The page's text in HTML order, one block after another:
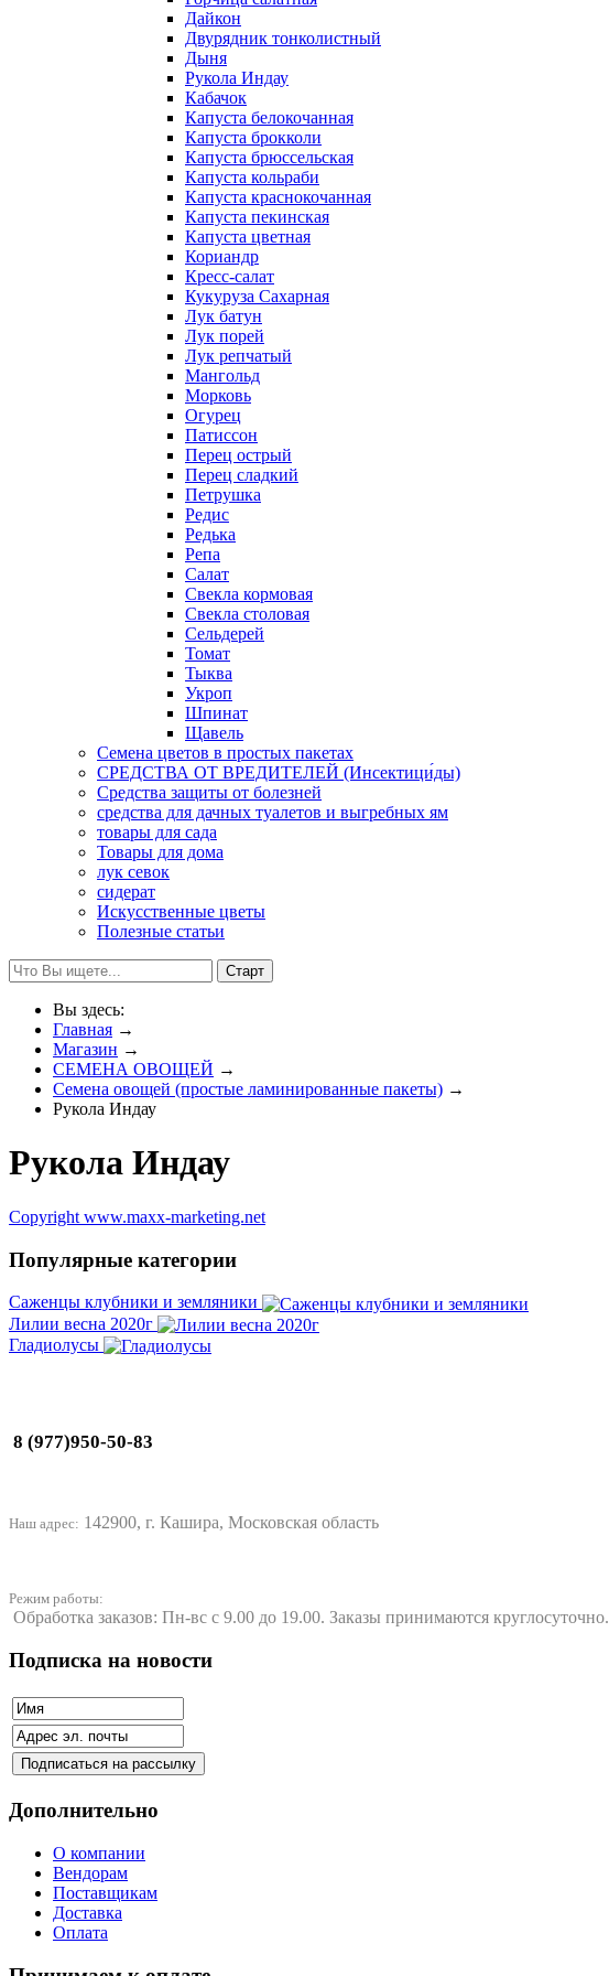
Дайкон
Двурядник тонколистный
Дыня
Рукола Индау
Кабачок
Капуста белокочанная
Капуста брокколи
Капуста брюссельская
Капуста кольраби
Капуста краснокочанная
Капуста пекинская
Капуста цветная
Кориандр
Кресс-салат
Кукуруза Сахарная
Лук батун
Лук порей
Лук репчатый
Мангольд
Морковь
Огурец
Патиссон
Перец острый
Перец сладкий
Петрушка
Редис
Редька
Репа
Салат
Свекла кормовая
Свекла столовая
Сельдерей
Томат
Тыква
Укроп
Шпинат
Щавель
Семена цветов в простых пакетах
СРЕДСТВА ОТ ВРЕДИТЕЛЕЙ (Инсектици́ды)
Средства защиты от болезней
средства для дачных туалетов и выгребных ям
товары для сада
Товары для дома
лук севок
сидерат
Искусственные цветы
Полезные статьи
Вы здесь:
Главная →
Магазин →
СЕМЕНА ОВОЩЕЙ →
Семена овощей (простые ламинированные пакеты) →
Рукола Индау
Рукола Индау
Copyright www.maxx-marketing.net
Популярные категории
Саженцы клубники и земляники
Лилии весна 2020г
Гладиолусы
8 (977)950-50-83
Наш адрес: 142900, г. Кашира, Московская область
Режим работы:
Обработка заказов: Пн-вс с 9.00 до 19.00. Заказы принимаются круглосуточно.
Подписка на новости
Дополнительно
О компании
Вендорам
Поставщикам
Доставка
Оплата